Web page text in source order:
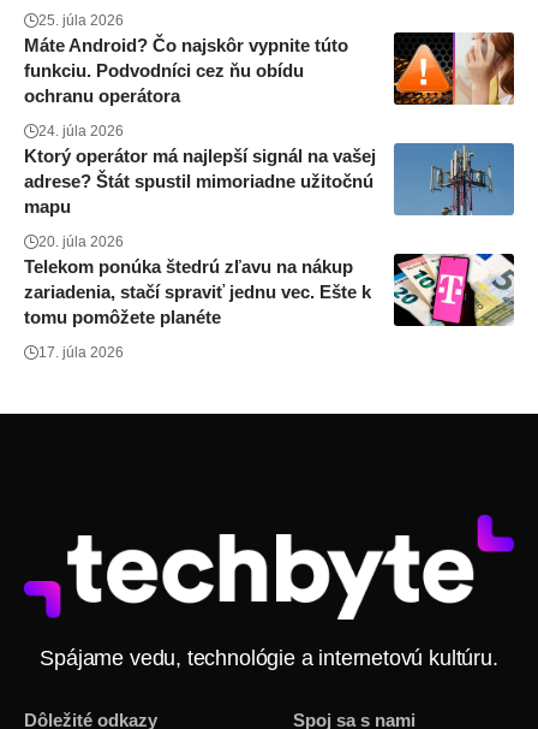
25. júla 2026
Máte Android? Čo najskôr vypnite túto
funkciu. Podvodníci cez ňu obídu
ochranu operátora
24. júla 2026
Ktorý operátor má najlepší signál na vašej
adrese? Štát spustil mimoriadne užitočnú
mapu
20. júla 2026
Telekom ponúka štedrú zľavu na nákup
zariadenia, stačí spraviť jednu vec. Ešte k
tomu pomôžete planéte
17. júla 2026
Spájame vedu, technológie a internetovú kultúru.
Dôležité odkazy Spoj sa s nami